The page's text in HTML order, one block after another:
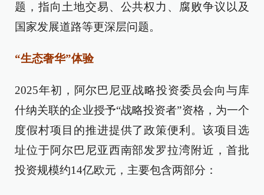
题，指向土地交易、公共权力、腐败争议以及
国家发展道路等更深层问题。
“生态奢华”体验
2025年初，阿尔巴尼亚战略投资委员会向与库
什纳关联的企业授予“战略投资者”资格，为一个
度假村项目的推进提供了政策便利。该项目选
址位于阿尔巴尼亚西南部发罗拉湾附近，首批
投资规模约14亿欧元，主要包含两部分：